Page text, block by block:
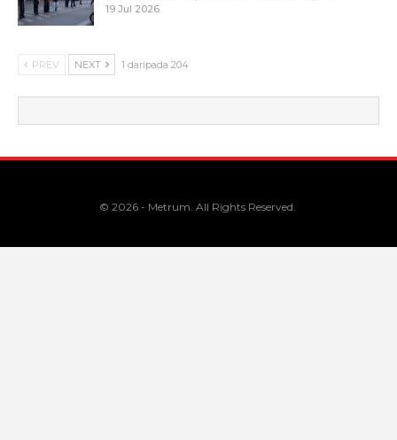
19 Jul 2026
PREV NEXT 1 daripada 204
© 2026 - Metrum. All Rights Reserved.